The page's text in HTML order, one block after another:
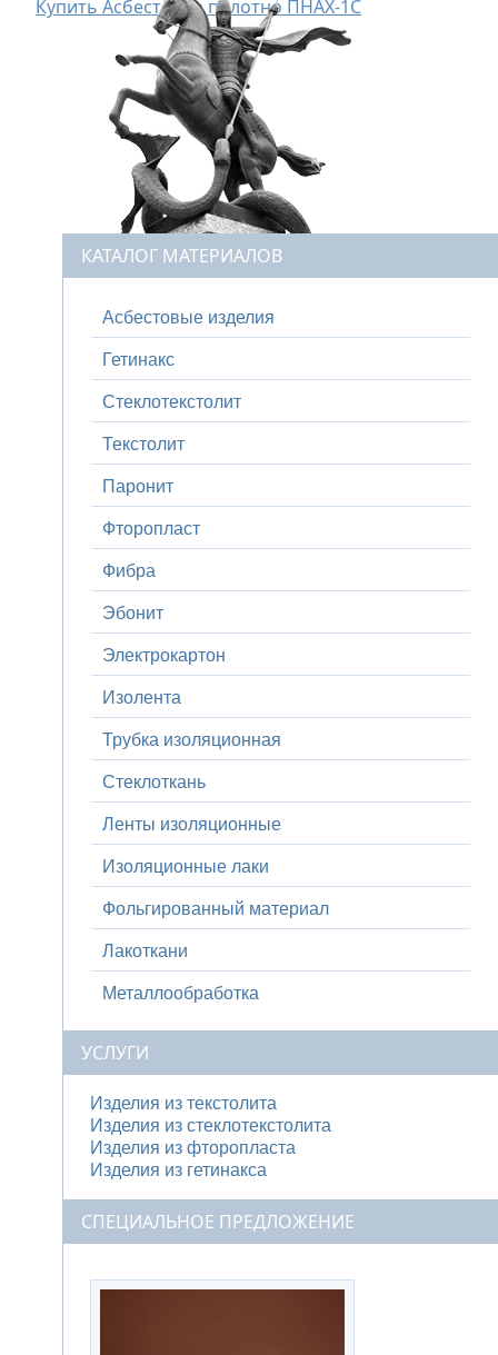
Купить Асбестовое полотно ПНАХ-1С
КАТАЛОГ МАТЕРИАЛОВ
Асбестовые изделия
Гетинакс
Стеклотекстолит
Текстолит
Паронит
Фторопласт
Фибра
Эбонит
Электрокартон
Изолента
Трубка изоляционная
Стеклоткань
Ленты изоляционные
Изоляционные лаки
Фольгированный материал
Лакоткани
Металлообработка
УСЛУГИ
Изделия из текстолита
Изделия из стеклотекстолита
Изделия из фторопласта
Изделия из гетинакса
СПЕЦИАЛЬНОЕ ПРЕДЛОЖЕНИЕ